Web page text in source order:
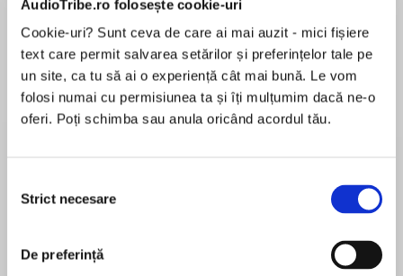
AudioTribe.ro folosește cookie-uri
Cookie-uri? Sunt ceva de care ai mai auzit - mici fișiere
text care permit salvarea setărilor și preferințelor tale pe
un site, ca tu să ai o experiență cât mai bună. Le vom
folosi numai cu permisiunea ta și îți mulțumim dacă ne-o
oferi. Poți schimba sau anula oricând acordul tău.
consimțământului
Strict necesare
De preferință
Desprecarte
Todos los días organizaciones alrededor del
mundo lanzan iniciativas de cambio, muchas
entre el cincuenta y el setenta por ciento de
esos esfuerzos por lograr un cambio fracasan.
Unos pocos perecen de manera repentina, pero
son muchos los que mueren con una muerte
pentru această carte